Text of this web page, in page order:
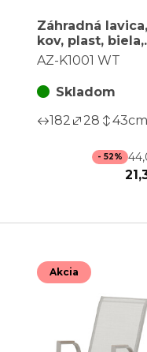
Záhradná lavica,
kov, plast, biela,
AZ-K1001 WT
AZ-K1001 WT
Skladom
182
28 43cm
- 52%
Akcia